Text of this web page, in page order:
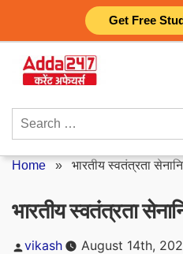
Get Free
content
Search
Home » भारतीय स्वतंत्रता
भारतीय स्वतंत्रता
Posted
vikash August 14th,